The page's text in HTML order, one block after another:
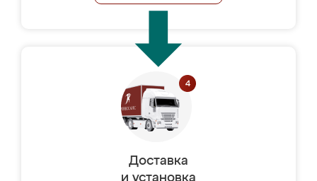
Доставка
и установка